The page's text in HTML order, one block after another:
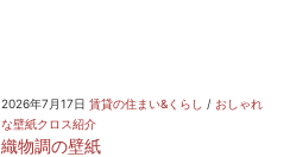
2026年7月17日 賃貸の住まい&くらし / おしゃれ
な壁紙クロス紹介
織物調の壁紙